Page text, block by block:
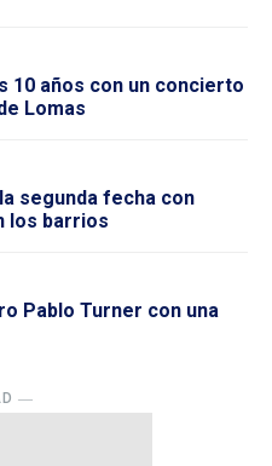
10 años con un concierto
Lomas
segunda fecha con
los barrios
Pablo Turner con una
―